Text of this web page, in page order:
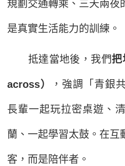
規劃交通轉乘、三天兩夜
是真實生活能力的訓練。
抵達當地後，我們把
across） ，強調「青銀
長輩一起玩拉密桌遊、
蘭、一起學習太鼓。在互
客，而是陪伴者。